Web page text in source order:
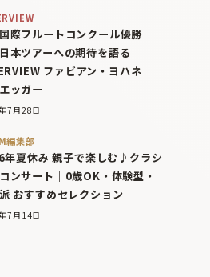
際フルートコンクール優勝
本ツアーへの期待を語る
ファビアン・ヨハネ
ッガー
7月28日
編集部
年夏休み 親子で楽しむ♪クラシ
ンサート｜0歳OK・体験型・
おすすめセレクション
7月14日